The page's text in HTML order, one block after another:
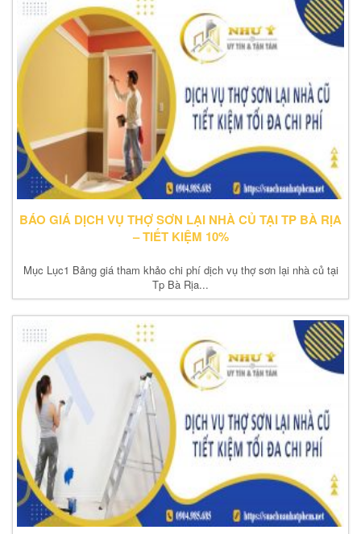
BÁO GIÁ DỊCH VỤ THỢ SƠN LẠI NHÀ CỦ TẠI TP BÀ RỊA
– TIẾT KIỆM 10%
Mục Lục1 Bảng giá tham khảo chi phí dịch vụ thợ sơn lại nhà củ tại
Tp Bà Rịa...